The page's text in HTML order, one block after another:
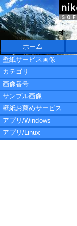
す。
ホーム
壁紙サービス画像
カテゴリ
画像番号
サンプル画像
壁紙お薦めサービス
アプリ/Windows
アプリ/Linux